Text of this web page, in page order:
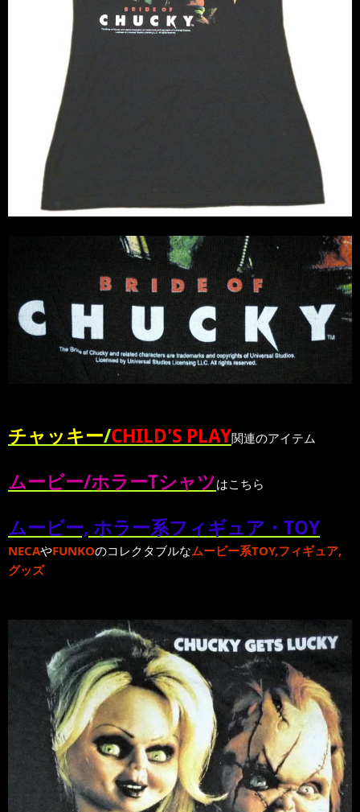
チャッキー/CHILD'S PLAY関連のアイテム
ムービー/ホラーTシャツはこちら
ムービー, ホラー系フィギュア・TOY
NECAやFUNKOのコレクタブルなムービー系TOY,フィギュア,
グッズ